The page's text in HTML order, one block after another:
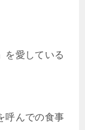
を愛している
呼んでの食事